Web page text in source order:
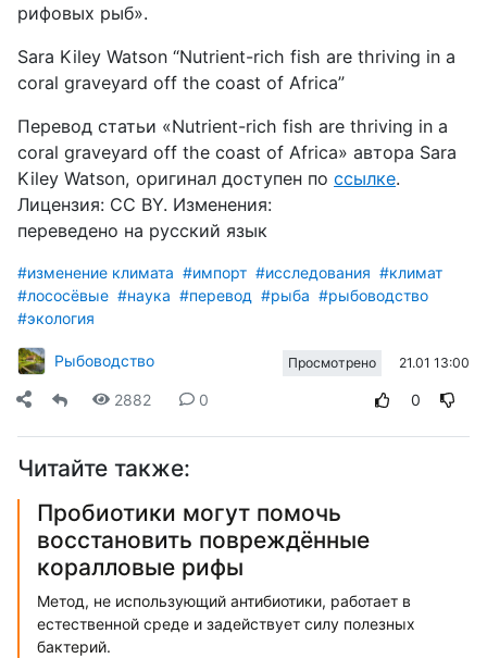
рифовых рыб».
Sara Kiley Watson “Nutrient-rich fish are thriving in a
coral graveyard off the coast of Africa”
Перевод статьи «Nutrient-rich fish are thriving in a
coral graveyard off the coast of Africa» автора Sara
Kiley Watson, оригинал доступен по ссылке.
Лицензия: CC BY. Изменения:
переведено на русский язык
#изменение климата #импорт #исследования #климат
#лососёвые #наука #перевод #рыба #рыбоводство
#экология
Рыбоводство Просмотрено 21.01 13:00
2882 0 0
Читайте также:
Пробиотики могут помочь
восстановить повреждённые
коралловые рифы
Метод, не использующий антибиотики, работает в
естественной среде и задействует силу полезных
бактерий.